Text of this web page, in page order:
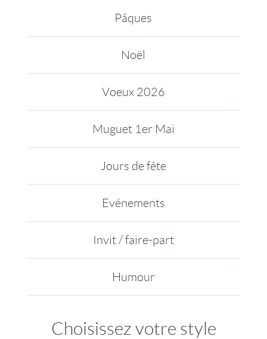
Pâques
Noël
Voeux 2026
Muguet 1er Mai
Jours de fête
Evénements
Invit / faire-part
Humour
Choisissez votre style